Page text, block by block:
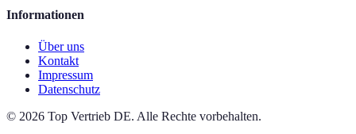
Informationen
Über uns
Kontakt
Impressum
Datenschutz
© 2026 Top Vertrieb DE. Alle Rechte vorbehalten.